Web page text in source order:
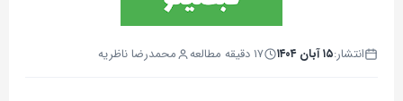
انتشار:۱۵ آبان ۱۴۰۴ ۱۷ دقیقه مطالعه محمدرضا ناظریه